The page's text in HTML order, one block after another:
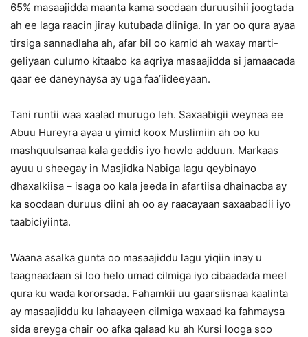
65% masaajidda maanta kama socdaan duruusihii joogtada
ah ee laga raacin jiray kutubada diiniga. In yar oo qura ayaa
tirsiga sannadlaha ah, afar bil oo kamid ah waxay marti-
geliyaan culumo kitaabo ka aqriya masaajidda si jamaacada
qaar ee daneynaysa ay uga faa’iideeyaan.
Tani runtii waa xaalad murugo leh. Saxaabigii weynaa ee
Abuu Hureyra ayaa u yimid koox Muslimiin ah oo ku
mashquulsanaa kala geddis iyo howlo adduun. Markaas
ayuu u sheegay in Masjidka Nabiga lagu qeybinayo
dhaxalkiisa – isaga oo kala jeeda in afartiisa dhainacba ay
ka socdaan duruus diini ah oo ay raacayaan saxaabadii iyo
taabiciyiinta.
Waana asalka gunta oo masaajiddu lagu yiqiin inay u
taagnaadaan si loo helo umad cilmiga iyo cibaadada meel
qura ku wada kororsada. Fahamkii uu gaarsiisnaa kaalinta
ay masaajiddu ku lahaayeen cilmiga waxaad ka fahmaysa
sida ereyga chair oo afka qalaad ku ah Kursi looga soo